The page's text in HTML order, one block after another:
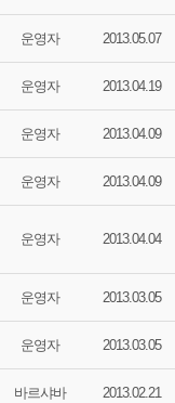
운영자 2013.05.07
운영자 2013.04.19
운영자 2013.04.09
운영자 2013.04.09
운영자 2013.04.04
운영자 2013.03.05
운영자 2013.03.05
바르샤바 2013.02.21